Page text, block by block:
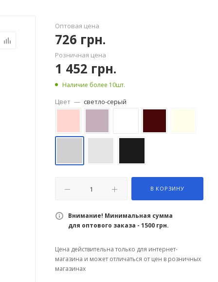
Оптовая цена
726 грн.
Розничная цена
1 452 грн.
Наличие более 10шт.
Цвет — светло-серый
В КОРЗИНУ
Внимание! Минимальная сумма
для оптового заказа - 1500 грн.
Цена действительна только для интернет-
магазина и может отличаться от цен в розничных
магазинах